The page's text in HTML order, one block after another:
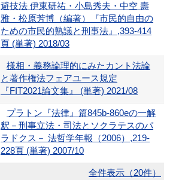
避技法 伊東研祐・小島秀夫・中空 壽
雅・松原芳博（編著）『市民的自由の
ための市民的熟議と刑事法』,393-414
頁 (単著) 2018/03
様相・義務論理的にみたカント法論
と著作権法フェアユース規定
『FIT2021論文集』 (単著) 2021/08
プラトン『法律』篇845b-860eの一解
釈－刑事立法・司法とソクラテスのパ
ラドクス－ 法哲学年報（2006）,219-
228頁 (単著) 2007/10
全件表示（20件）